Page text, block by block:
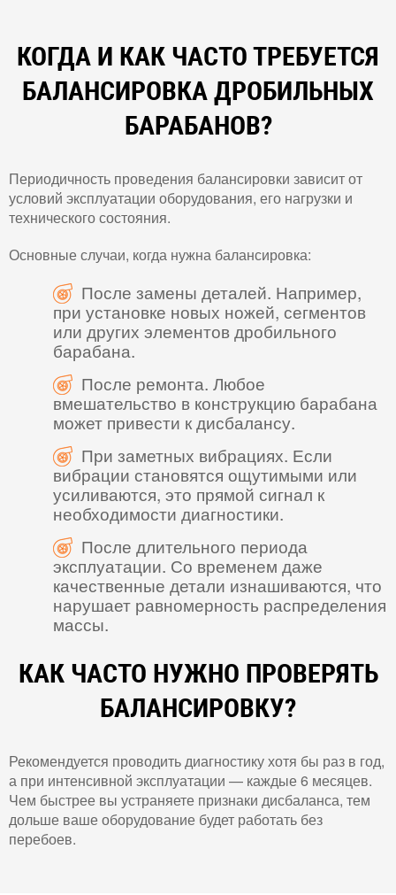
КОГДА И КАК ЧАСТО ТРЕБУЕТСЯ
БАЛАНСИРОВКА ДРОБИЛЬНЫХ
БАРАБАНОВ?
Периодичность проведения балансировки зависит от
условий эксплуатации оборудования, его нагрузки и
технического состояния.
Основные случаи, когда нужна балансировка:
После замены деталей. Например,
при установке новых ножей, сегментов
или других элементов дробильного
барабана.
После ремонта. Любое
вмешательство в конструкцию барабана
может привести к дисбалансу.
При заметных вибрациях. Если
вибрации становятся ощутимыми или
усиливаются, это прямой сигнал к
необходимости диагностики.
После длительного периода
эксплуатации. Со временем даже
качественные детали изнашиваются, что
нарушает равномерность распределения
массы.
КАК ЧАСТО НУЖНО ПРОВЕРЯТЬ
БАЛАНСИРОВКУ?
Рекомендуется проводить диагностику хотя бы раз в год,
а при интенсивной эксплуатации — каждые 6 месяцев.
Чем быстрее вы устраняете признаки дисбаланса, тем
дольше ваше оборудование будет работать без
перебоев.